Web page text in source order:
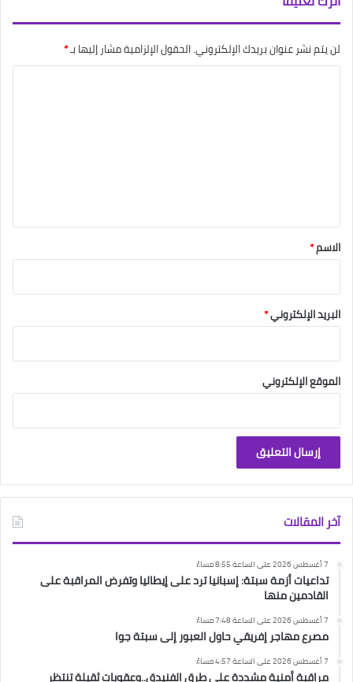
لن يتم نشر عنوان بريدك الإلكتروني.الحقول الإلزامية مشار إليها بـ*
*
الاسم*
البريد الإلكتروني*
الموقع الإلكتروني
آخر المقالات
7 أغسطس 2026 على الساعة 8:55 مساءً
تداعيات أزمة سبتة: إسبانيا ترد على إيطاليا وتفرض المراقبة على
القادمين منها
7 أغسطس 2026 على الساعة 7:48 مساءً
مصرع مهاجر إفريقي حاول العبور إلى سبتة جوا
7 أغسطس 2026 على الساعة 4:57 مساءً
مراقبة أمنية مشددة على طرق الفنيدق..وعقوبات ثقيلة تنتظر